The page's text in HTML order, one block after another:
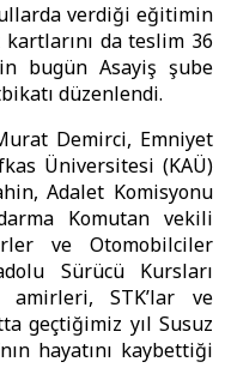
verdiği eğitimin
da teslim 36
bugün Asayiş şube
düzenlendi.
Demirci, Emniyet
Üniversitesi (KAÜ)
Adalet Komisyonu
Komutan vekili
ve Otomobilciler
Sürücü Kursları
amirleri, STK’lar ve
geçtiğimiz yıl Susuz
hayatını kaybettiği